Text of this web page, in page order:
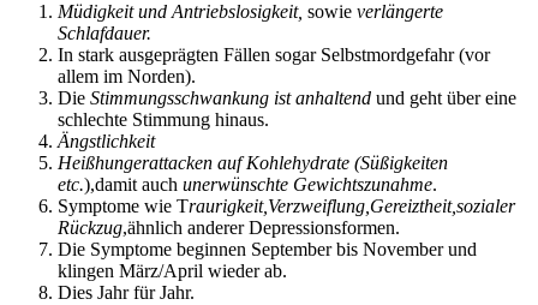
Müdigkeit und Antriebslosigkeit, sowie verlängerte
Schlafdauer.
In stark ausgeprägten Fällen sogar Selbstmordgefahr (vor
allem im Norden).
Die Stimmungsschwankung ist anhaltend und geht über eine
schlechte Stimmung hinaus.
Ängstlichkeit
Heißhungerattacken auf Kohlehydrate (Süßigkeiten
etc.),damit auch unerwünschte Gewichtszunahme.
Symptome wie Traurigkeit,Verzweiflung,Gereiztheit,sozialer
Rückzug,ähnlich anderer Depressionsformen.
Die Symptome beginnen September bis November und
klingen März/April wieder ab.
Dies Jahr für Jahr.